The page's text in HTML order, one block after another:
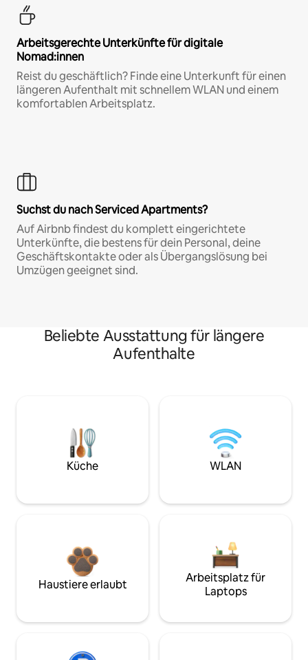
Arbeitsgerechte Unterkünfte für digitale
Nomad:innen
Reist du geschäftlich? Finde eine Unterkunft für einen
längeren Aufenthalt mit schnellem WLAN und einem
komfortablen Arbeitsplatz.
Suchst du nach Serviced Apartments?
Auf Airbnb findest du komplett eingerichtete
Unterkünfte, die bestens für dein Personal, deine
Geschäftskontakte oder als Übergangslösung bei
Umzügen geeignet sind.
Beliebte Ausstattung für längere
Aufenthalte
Küche WLAN
Haustiere erlaubt
Arbeitsplatz für
Laptops